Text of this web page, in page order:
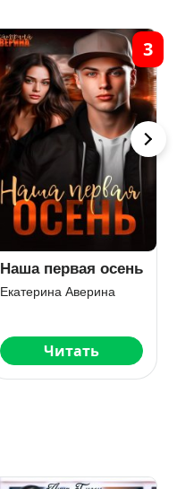
Наша первая осень
Екатерина Аверина
Читать
3